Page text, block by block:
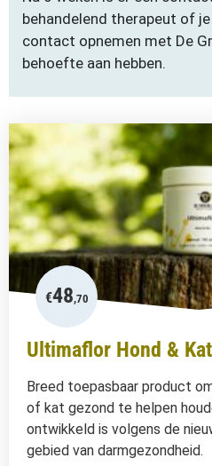
behandelend therapeut of
contact opnemen met De
behoefte aan hebben.
€48,70
Ultimaflor Hond & Kat
Breed toepasbaar product
of kat gezond te helpen
ontwikkeld is volgens de
gebied van darmgezondheid.